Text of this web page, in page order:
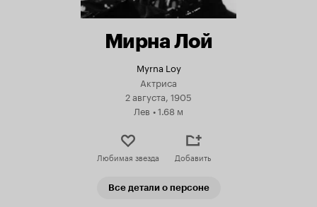
Мирна Лой
Myrna Loy
Актриса
2 августа, 1905
Лев •1.68 м
Любимая звезда Добавить
Все детали о персоне